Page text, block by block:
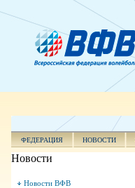
ФЕДЕРАЦИЯ НОВОСТИ
Новости
Новости ВФВ